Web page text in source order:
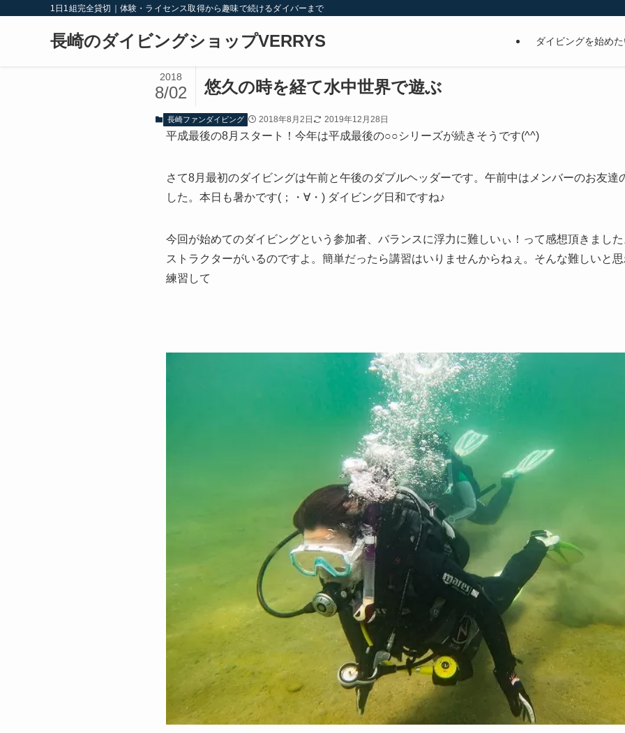
1日1組完全貸切｜体験・ライセンス取得から趣味で続けるダイバーまで
長崎のダイビングショップVERRYS ダイビングを始め
悠久の時を経て水中世界で遊ぶ
2018
8/02
長崎ファンダイビング 2018年8月2日 2019年12月28日
平成最後の8月スタート！今年は平成最後の○○シリーズが続きそうです(^^)
さて8月最初のダイビングは午前と午後のダブルヘッダーです。午前中はメンバーのお友達
した。本日も暑かです(；・∀・) ダイビング日和ですね♪
今回が始めてのダイビングという参加者、バランスに浮力に難しいぃ！って感想頂きまし
ストラクターがいるのですよ。簡単だったら講習はいりませんからねぇ。そんな難しいと
練習して